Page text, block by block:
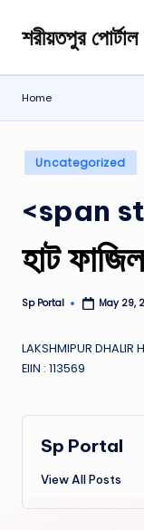
Skip
content
শরীয়তপুর পোর্টাল
শরীয়তপুর
জেলা
বিষয়ক
পোর্টাল
Home
Posted
in
Uncategorized
<span
হাট
Posted
Sp Portal May 29,
LAKSHMIPUR DHALIR
EIIN : 113569
Sp Portal
View All Posts